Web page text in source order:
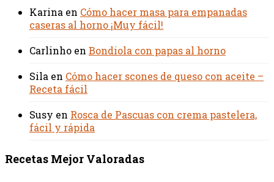
Karina en Cómo hacer masa para empanadas
caseras al horno ¡Muy fácil!
Carlinho en Bondiola con papas al horno
Sila en Cómo hacer scones de queso con aceite –
Receta fácil
Susy en Rosca de Pascuas con crema pastelera,
fácil y rápida
Recetas Mejor Valoradas